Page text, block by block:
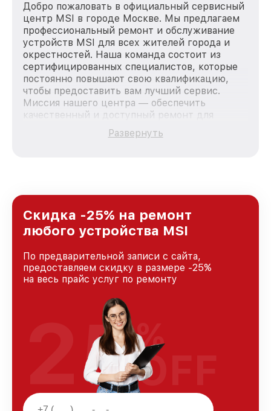
Добро пожаловать в официальный сервисный
центр MSI в городе Москве. Мы предлагаем
профессиональный ремонт и обслуживание
устройств MSI для всех жителей города и
окрестностей. Наша команда состоит из
сертифицированных специалистов, которые
постоянно повышают свою квалификацию,
чтобы предоставить вам лучший сервис.
Миссия нашего центра — обеспечить
качественный и доступный ремонт для
каждого пользователя продукции MSI, вне
зависимости от сложности поломки. Мы
и лояльности наших клиентов.
Развернуть
Скидка -25% на ремонт
любого устройства MSI
По предварительной записи с сайта,
предоставляем скидку в размере -25%
на весь прайс услуг по ремонту
25%
OFF